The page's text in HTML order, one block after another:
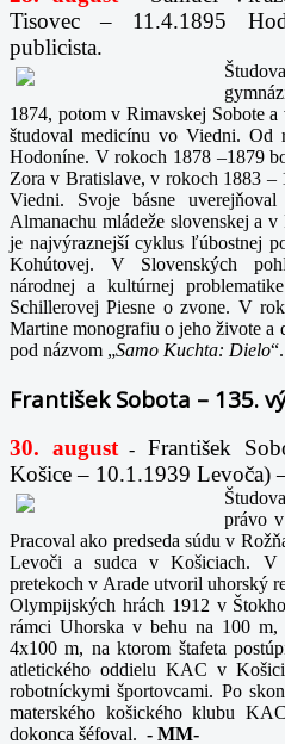
Tisovec – 11.4.1895
publicista.
1874, potom v Rimavskej Sobote
študoval medicínu vo Viedni.
Hodoníne. V rokoch 1878 –1879
Zora v Bratislave, v rokoch 1883 –
Viedni. Svoje básne
Almanachu mládeže slovenskej a
je najvýraznejší cyklus ľúbostnej
Kohútovej. V Slovenských
národnej a kultúrnej
Schillerovej Piesne o zvone. V
Martine monografiu o jeho živote a
pod názvom „Samo Kuchta: Dielo“.
František Sobota – 135.
30. august-
František
Košice – 10.1.1939 Levoča)
právo
Pracoval ako predseda súdu v
Levoči a sudca v Košiciach. V
pretekoch v Arade utvoril uhorský
Olympijských hrách 1912 v
rámci Uhorska v behu na 100
4x100 m, na ktorom štafeta
atletického oddielu KAC v
robotníckymi športovcami. Po
materského košického klubu
dokonca šéfoval. - MM-